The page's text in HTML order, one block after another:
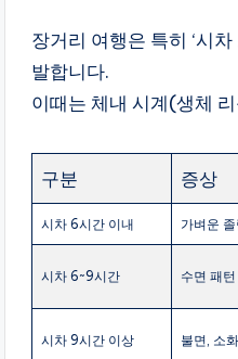
장거리 여행은 특히 ‘시
발합니다.
이때는 체내 시계(생체
구분 증상
시차 6시간 이내 가벼운 졸
시차 6~9시간 수면 패
시차 9시간 이상 불면, 소